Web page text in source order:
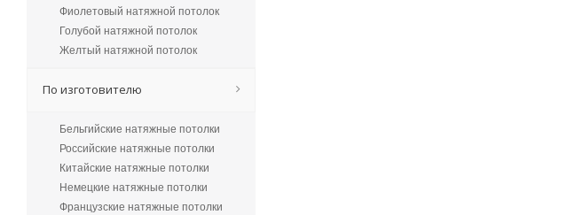
Фиолетовый натяжной потолок
Голубой натяжной потолок
Желтый натяжной потолок
По изготовителю
Бельгийские натяжные потолки
Российские натяжные потолки
Китайские натяжные потолки
Немецкие натяжные потолки
Французские натяжные потолки